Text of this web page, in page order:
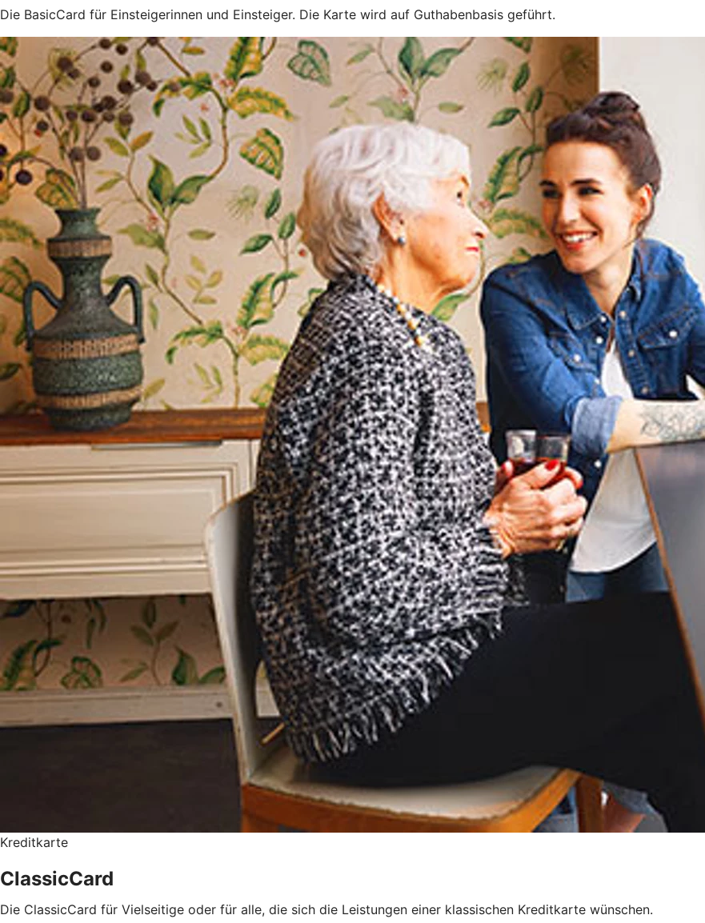
Die BasicCard für Einsteigerinnen und Einsteiger. Die Karte wird auf Guthabenbasis geführt.
Kreditkarte
ClassicCard
Die ClassicCard für Vielseitige oder für alle, die sich die Leistungen einer klassischen Kreditkarte wünschen.